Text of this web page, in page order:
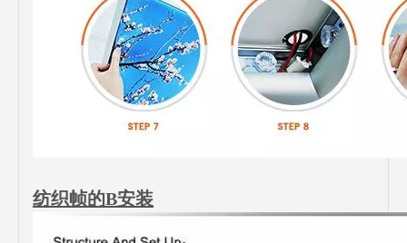
纺织帧的B安装